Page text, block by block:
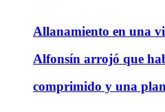
Allanamiento en una
Alfonsín arrojó que
comprimido y una